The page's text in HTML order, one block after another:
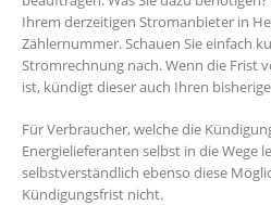
Ihrem derzeitigen Stromanbieter in
Zählernummer. Schauen Sie einfach
Stromrechnung nach. Wenn die Frist
ist, kündigt dieser auch Ihren
Für Verbraucher, welche die
Energielieferanten selbst in die Wege
selbstverständlich ebenso diese
Kündigungsfrist nicht.